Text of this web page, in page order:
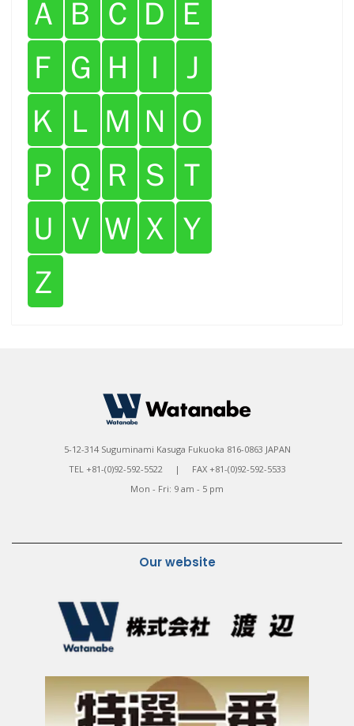
Ａ Ｂ Ｃ Ｄ Ｅ
Ｆ Ｇ Ｈ Ｉ
Ｊ
Ｋ Ｌ Ｍ Ｎ Ｏ
Ｐ Ｑ Ｒ Ｓ Ｔ
Ｕ Ｖ Ｗ Ｘ Ｙ
Ｚ
5-12-314 Suguminami Kasuga Fukuoka 816-0863 JAPAN
TEL +81-(0)92-592-5522 | FAX +81-(0)92-592-5533
Mon - Fri: 9 am - 5 pm
Our website